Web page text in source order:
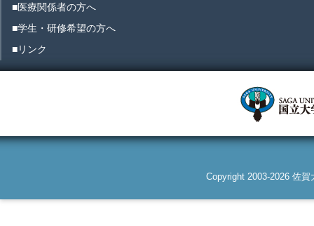
■医療関係者の方へ
■学生・研修希望の方へ
■リンク
Copyright 2003-2026 佐